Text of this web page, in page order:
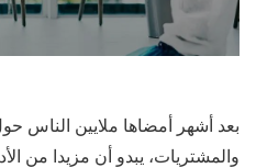
بعد أشهر أمضاها ملايين الناس
والمشتريات، يبدو أن مزيدا من